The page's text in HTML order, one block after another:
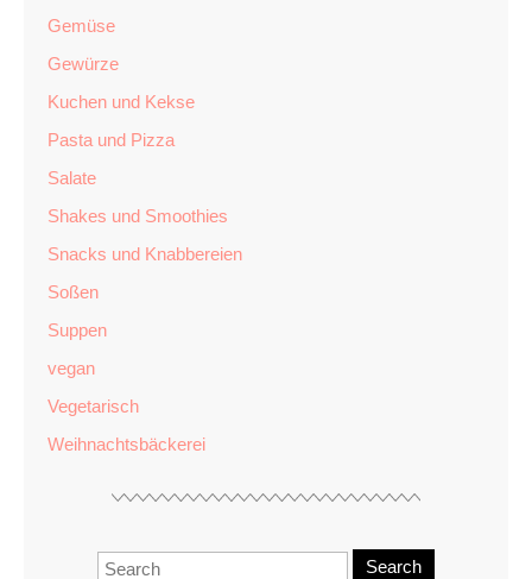
Gemüse
Gewürze
Kuchen und Kekse
Pasta und Pizza
Salate
Shakes und Smoothies
Snacks und Knabbereien
Soßen
Suppen
vegan
Vegetarisch
Weihnachtsbäckerei
Search